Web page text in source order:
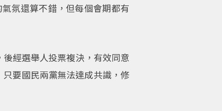
氛還算不錯，但每個會期都有
經選舉人投票複決，有效同意
要國民兩黨無法達成共識，修